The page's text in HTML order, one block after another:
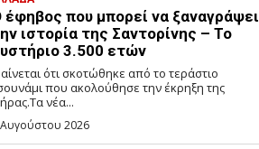
έφηβος που μπορεί να ξαναγράψει
ιστορία της Σαντορίνης – Το
3.500 ετών
ότι σκοτώθηκε από το τεράστιο
που ακολούθησε την έκρηξη της
νέα...
2026